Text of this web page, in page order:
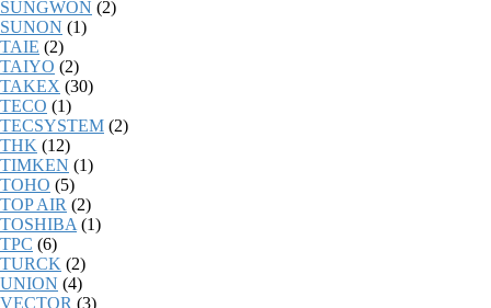
SUNGWON (2)
SUNON (1)
TAIE (2)
TAIYO (2)
TAKEX (30)
TECO (1)
TECSYSTEM (2)
THK (12)
TIMKEN (1)
TOHO (5)
TOP AIR (2)
TOSHIBA (1)
TPC (6)
TURCK (2)
UNION (4)
VECTOR (3)